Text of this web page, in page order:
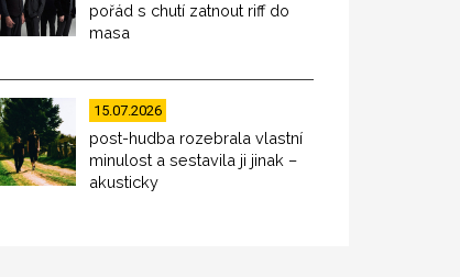
pořád s chutí zatnout riff do
masa
15.07.2026
post-hudba rozebrala vlastní
minulost a sestavila ji jinak –
akusticky